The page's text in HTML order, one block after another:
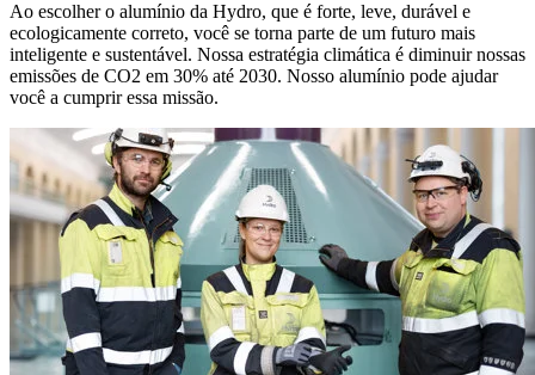
Ao escolher o alumínio da Hydro, que é forte, leve, durável e
ecologicamente correto, você se torna parte de um futuro mais
inteligente e sustentável. Nossa estratégia climática é diminuir nossas
emissões de CO2 em 30% até 2030. Nosso alumínio pode ajudar
você a cumprir essa missão.